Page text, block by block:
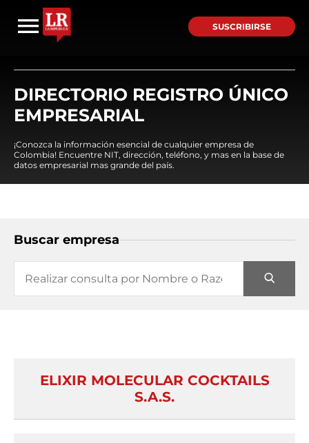
SUSCRIBIRSE
DIRECTORIO REGISTRO ÚNICO
EMPRESARIAL
¡Conozca la información esencial de cualquier empresa de
Colombia! Encuentre NIT, dirección, teléfono, y mas en la base de
datos empresarial mas grande del país.
Buscar empresa
ELIXIR MOLECULAR COCKTAILS
S.A.S.